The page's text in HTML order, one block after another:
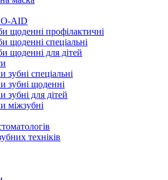
AID
щоденні профілактичні
щоденні спеціальні
щоденні для дітей
зубні спеціальні
зубні щоденні
зубні для дітей
міжзубні
техніків